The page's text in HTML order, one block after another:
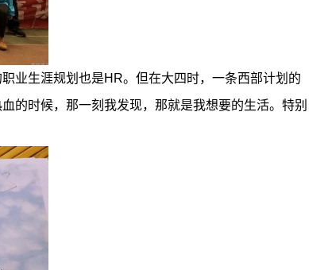
业生涯规划也是HR。但在大四时，一条西部计划的
的时候，那一刻我发现，那就是我想要的生活。特别